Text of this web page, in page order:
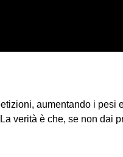
aumentando i
verità è che, se non dai